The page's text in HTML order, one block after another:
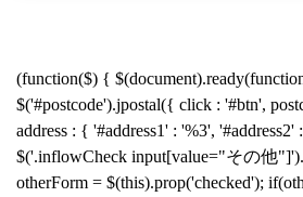
(function($) {
$('#postcode').jpostal({ click : '#btn',
address : { '#address1' : '%3',
$('.inflowCheck input[value="その他
otherForm = $(this).prop('checked');